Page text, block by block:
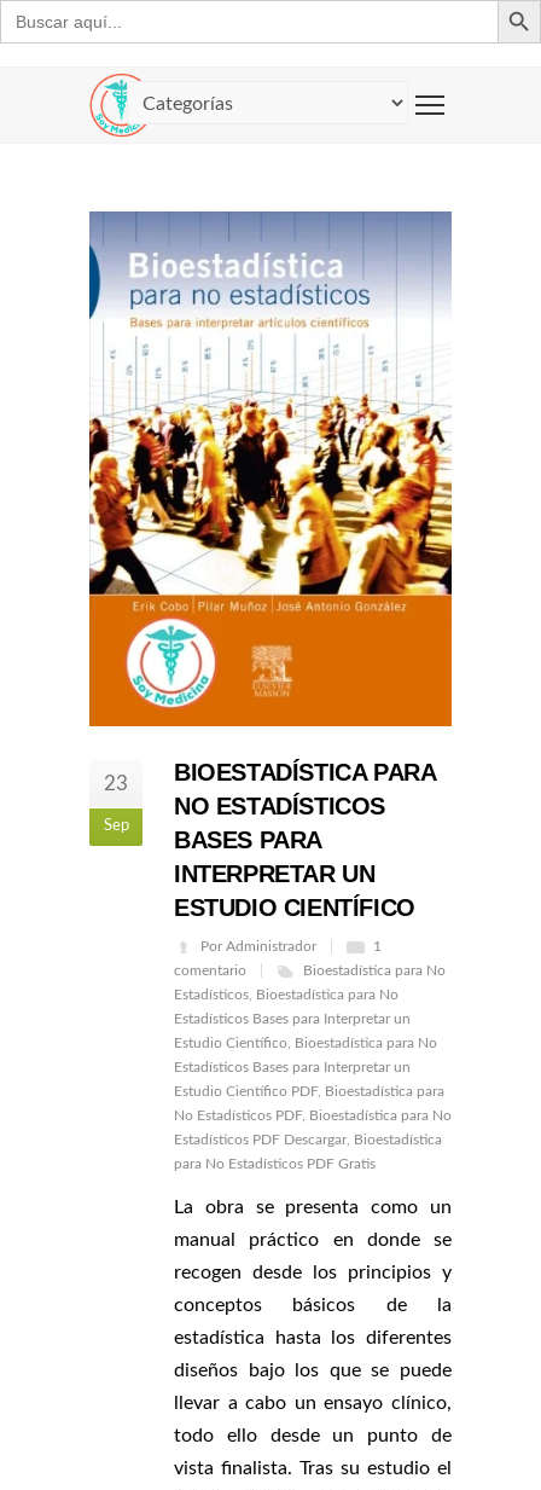
23
Sep
BIOESTADÍSTICA PARA
NO ESTADÍSTICOS
BASES PARA
INTERPRETAR UN
ESTUDIO CIENTÍFICO
Por Administrador
1
comentario
Bioestadística para No
Estadísticos Bioestadística para No
Estadísticos Bases para Interpretar un
Estudio Científico Bioestadística para No
Estadísticos Bases para Interpretar un
Estudio Científico PDF, Bioestadística para
No Estadísticos PDF, Bioestadística para No
Estadísticos PDF Descargar Bioestadística
para No Estadísticos PDF Gratis
La obra se presenta como un
manual práctico en donde se
recogen desde los principios y
conceptos básicos de la
estadística hasta los diferentes
diseños bajo los que se puede
llevar a cabo un ensayo clínico,
todo ello desde un punto de
vista finalista. Tras su estudio el